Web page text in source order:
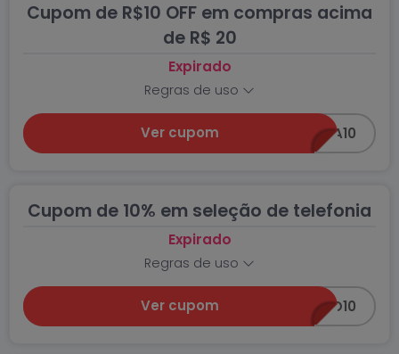
Cupom de R$10 OFF em compras acima
de R$ 20
Expirado
Regras de uso
Ver cupom PEGA10
Cupom de 10% em seleção de telefonia
Expirado
Regras de uso
Ver cupom ALO10